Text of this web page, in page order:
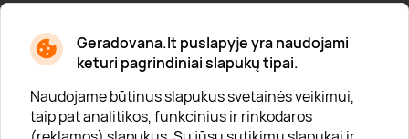
Geradovana.lt puslapyje yra naudojami
keturi pagrindiniai slapukų tipai.
Naudojame būtinus slapukus svetainės veikimui,
taip pat analitikos, funkcinius ir rinkodaros
Apie mus
Apie „Gera Dovana“
Lojalumo klubas